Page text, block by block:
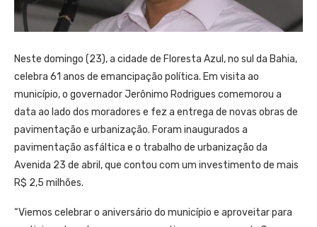
Neste domingo (23), a cidade de Floresta Azul, no sul da Bahia,
celebra 61 anos de emancipação política. Em visita ao
município, o governador Jerônimo Rodrigues comemorou a
data ao lado dos moradores e fez a entrega de novas obras de
pavimentação e urbanização. Foram inaugurados a
pavimentação asfáltica e o trabalho de urbanização da
Avenida 23 de abril, que contou com um investimento de mais
R$ 2,5 milhões.
“Viemos celebrar o aniversário do município e aproveitar para